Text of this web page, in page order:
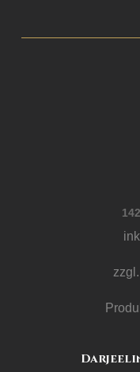
zzgl.